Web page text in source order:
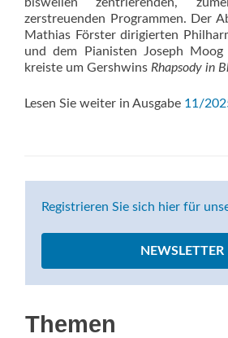
zerstreuenden Programmen. Der
Mathias Förster dirigierten
und dem Pianisten Joseph Moog
kreiste um Gershwins Rhapsody in
Lesen Sie weiter in Ausgabe 11/
Registrieren Sie sich hier für
NEWSLETTER
Themen